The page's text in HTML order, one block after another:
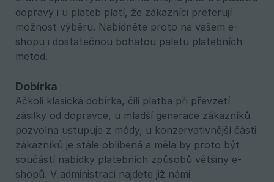
dopravy i u plateb platí, že zákazníci preferují
možnost výběru. Nabídněte proto na vašem e-
shopu i dostatečnou bohatou paletu platebních
metod.
Dobírka
Ačkoli klasická dobírka, čili platba při převzetí
zásilky od dopravce, u mladší generace zákazníků
pozvolna ustupuje z módy, u konzervativnější části
zákazníků je stále oblíbená a měla by proto být
součástí nabídky platebních způsobů většiny e-
shopů. V administraci najdete již námi